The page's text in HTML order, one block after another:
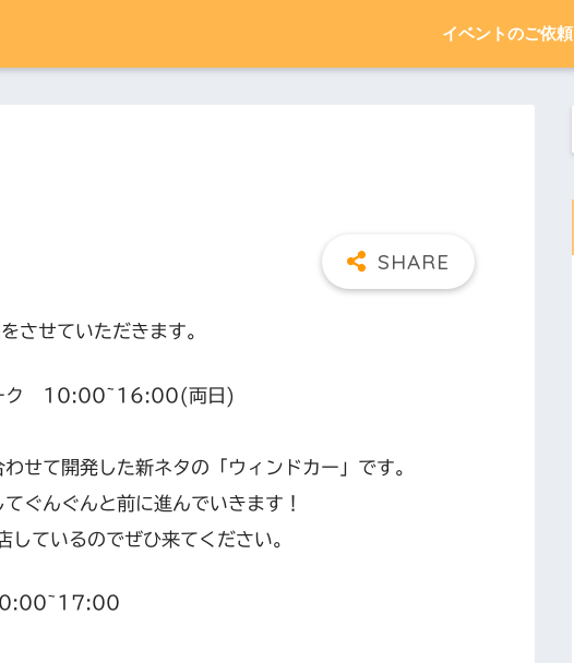
イベントのご依頼
させていただきます。
ク 10:00~16:00(両日)
せて開発した新ネタの「ウィンドカー」です。
ぐんぐんと前に進んでいきます！
ているのでぜひ来てください。